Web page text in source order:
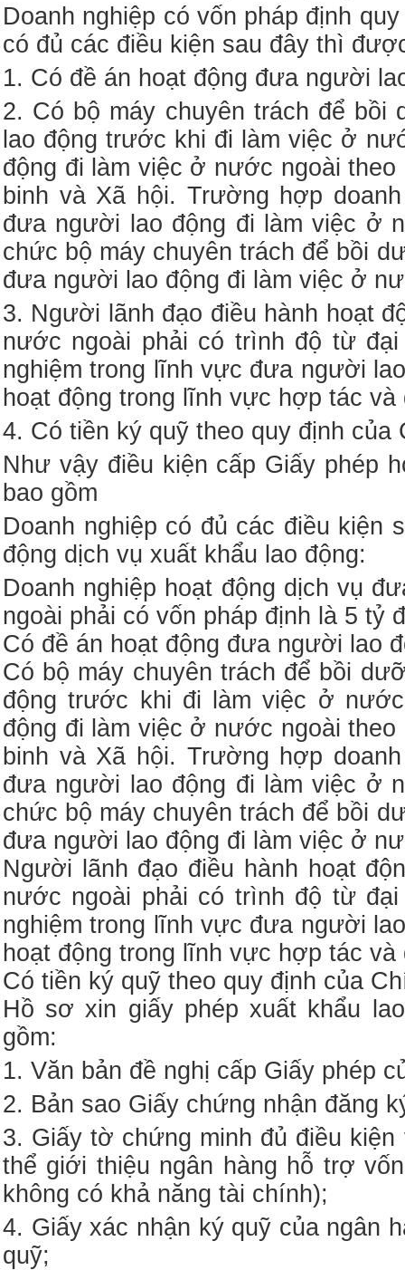
Doanh nghiệp có vốn pháp định
có đủ các điều kiện sau đây thì
1. Có đề án hoạt động đưa người
2. Có bộ máy chuyên trách để
lao động trước khi đi làm việc ở
động đi làm việc ở nước ngoài
binh và Xã hội. Trường hợp
đưa người lao động đi làm việc ở
chức bộ máy chuyên trách để bồi
đưa người lao động đi làm việc ở
3. Người lãnh đạo điều hành hoạt
nước ngoài phải có trình độ từ
nghiệm trong lĩnh vực đưa người
hoạt động trong lĩnh vực hợp tác và
4. Có tiền ký quỹ theo quy định của
Như vậy điều kiện cấp Giấy phép
bao gồm
Doanh nghiệp có đủ các điều kiện
động dịch vụ xuất khẩu lao động:
Doanh nghiệp hoạt động dịch vụ
ngoài phải có vốn pháp định là 5 tỷ
Có đề án hoạt động đưa người lao
Có bộ máy chuyên trách để bồi
động trước khi đi làm việc ở
động đi làm việc ở nước ngoài
binh và Xã hội. Trường hợp
đưa người lao động đi làm việc ở
chức bộ máy chuyên trách để bồi
đưa người lao động đi làm việc ở
Người lãnh đạo điều hành hoạt
nước ngoài phải có trình độ từ
nghiệm trong lĩnh vực đưa người
hoạt động trong lĩnh vực hợp tác và
Có tiền ký quỹ theo quy định của
Hồ sơ xin giấy phép xuất khẩu
gồm:
1. Văn bản đề nghị cấp Giấy phép
2. Bản sao Giấy chứng nhận đăng
3. Giấy tờ chứng minh đủ điều
thể giới thiệu ngân hàng hỗ trợ
không có khả năng tài chính);
4. Giấy xác nhận ký quỹ của ngân
quỹ;